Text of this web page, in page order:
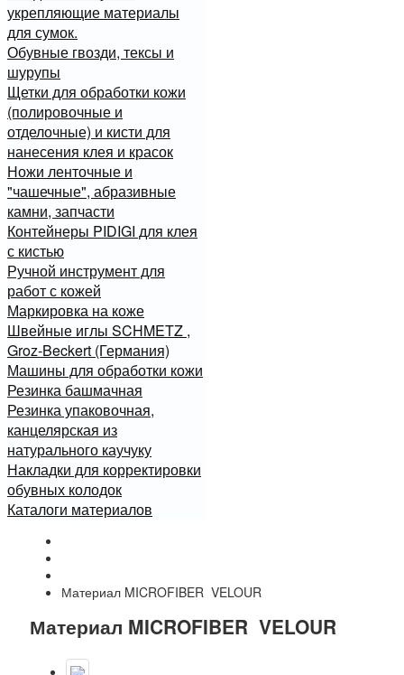
укрепляющие материалы
для сумок.
Обувные гвозди, тексы и
шурупы
Щетки для обработки кожи
(полировочные и
отделочные) и кисти для
нанесения клея и красок
Ножи ленточные и
"чашечные", абразивные
камни, запчасти
Контейнеры PIDIGI для клея
с кистью
Ручной инструмент для
работ с кожей
Маркировка на коже
Швейные иглы SCHMETZ ,
Groz-Beckert (Германия)
Машины для обработки кожи
Резинка башмачная
Резинка упаковочная,
канцелярская из
натурального каучуку
Накладки для корректировки
обувных колодок
Каталоги материалов
Материал MICROFIBER VELOUR
Материал MICROFIBER VELOUR